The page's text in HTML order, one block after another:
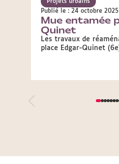
Projets urbains
Publié le : 24 octobre 2025
Mue entamée
Quinet
Les travaux de
place Edgar-Quinet